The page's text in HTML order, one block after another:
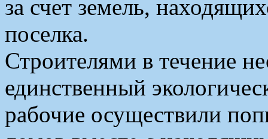
за счет земель,
поселка.
Строителями в течение
единственный
рабочие осуществили